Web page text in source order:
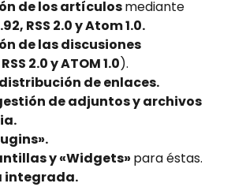
de los artículosmediante
RSS 2.0 y Atom 1.0.
de las discusiones
RSS 2.0 y ATOM 1.0).
de enlaces.
de adjuntos y archivos
y «Widgets» para éstas.
integrada.